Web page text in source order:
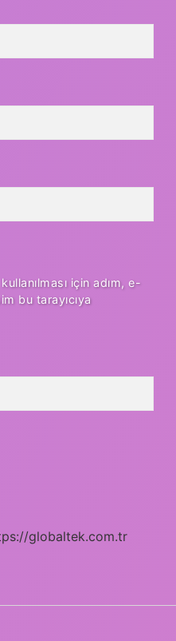
için adım, e-
bu tarayıcıya
globaltek.com.tr